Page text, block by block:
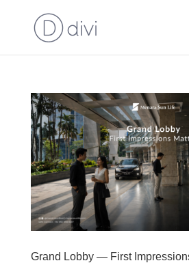
Grand Lobby — First